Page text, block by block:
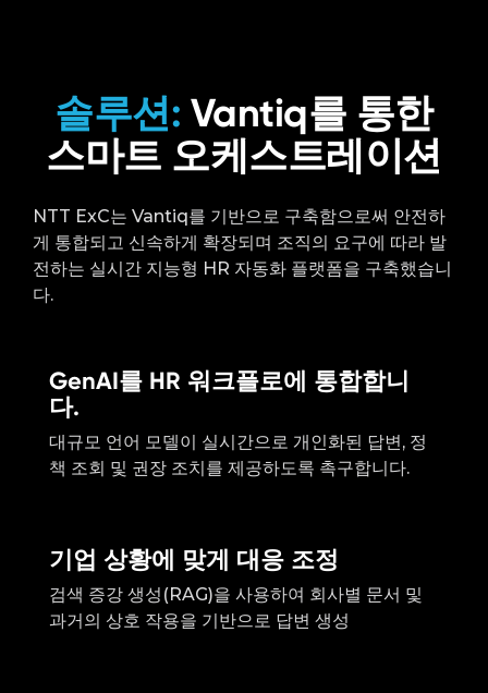
솔루션: Vantiq를 통한
스마트 오케스트레이션
NTT ExC는 Vantiq를 기반으로 구축함으로써 안전하
게 통합되고 신속하게 확장되며 조직의 요구에 따라 발
전하는 실시간 지능형 HR 자동화 플랫폼을 구축했습니
다.
GenAI를 HR 워크플로에 통합합니
다.
대규모 언어 모델이 실시간으로 개인화된 답변, 정
책 조회 및 권장 조치를 제공하도록 촉구합니다.
기업 상황에 맞게 대응 조정
검색 증강 생성(RAG)을 사용하여 회사별 문서 및
과거의 상호 작용을 기반으로 답변 생성